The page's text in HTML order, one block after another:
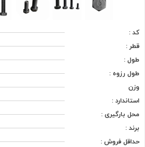
کد :
قطر :
طول :
طول رزوه :
وزن
استاندارد :
محل بارگیری :
برند :
حداقل فروش :